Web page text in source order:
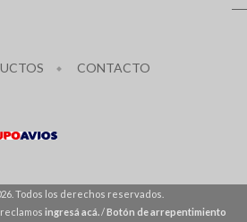
CONTACTO
Todos los derechos reservados.
ingresá acá./Botón de arrepentimiento